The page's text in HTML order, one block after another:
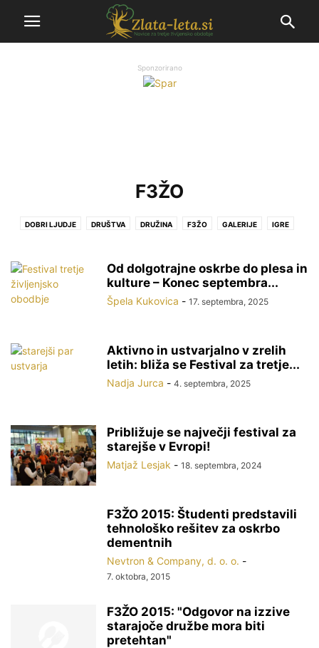
Sponzorirano
F3ŽO
DOBRI LJUDJE DRUŠTVA DRUŽINA F3ŽO GALERIJE IGRE
Od dolgotrajne oskrbe do plesa in
kulture – Konec septembra...
Špela Kukovica - 17. septembra, 2025
Aktivno in ustvarjalno v zrelih
letih: bliža se Festival za tretje...
Nadja Jurca - 4. septembra, 2025
Približuje se največji festival za
starejše v Evropi!
Matjaž Lesjak - 18. septembra, 2024
F3ŽO 2015: Študenti predstavili
tehnološko rešitev za oskrbo
dementnih
Nevtron & Company, d. o. o. -
7. oktobra, 2015
F3ŽO 2015: "Odgovor na izzive
starajoče družbe mora biti
pretehtan"